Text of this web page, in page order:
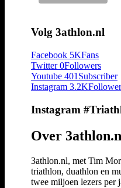
Volg 3athlon.nl
Facebook 5KFans
Twitter 0Followers
Youtube 401 Subscriber
Instagram 3.2K
Instagram
Over
3athlon.nl, met Tim
triathlon, duathlon en
twee miljoen lezers per